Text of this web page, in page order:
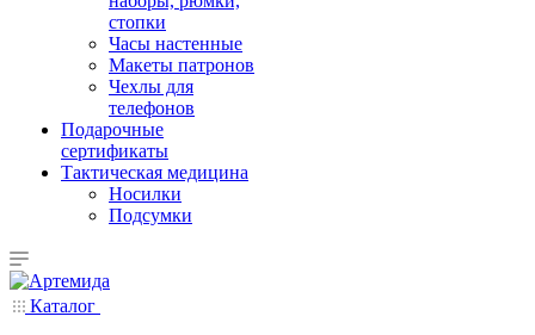
стопки
Часы настенные
Макеты патронов
Чехлы для
телефонов
Подарочные
сертификаты
Тактическая медицина
Носилки
Подсумки
Каталог